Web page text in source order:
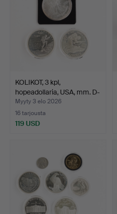
KOLIKOT, 3 kpl,
hopeadollaria, USA, mm. D-
…
Myyty 3 elo 2026
16 tarjousta
119 USD